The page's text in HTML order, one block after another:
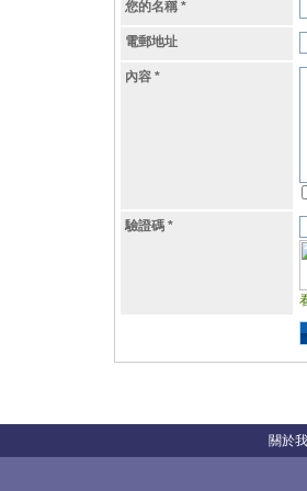
您的名稱 *
電郵地址
內容 *
驗證碼 *
關於